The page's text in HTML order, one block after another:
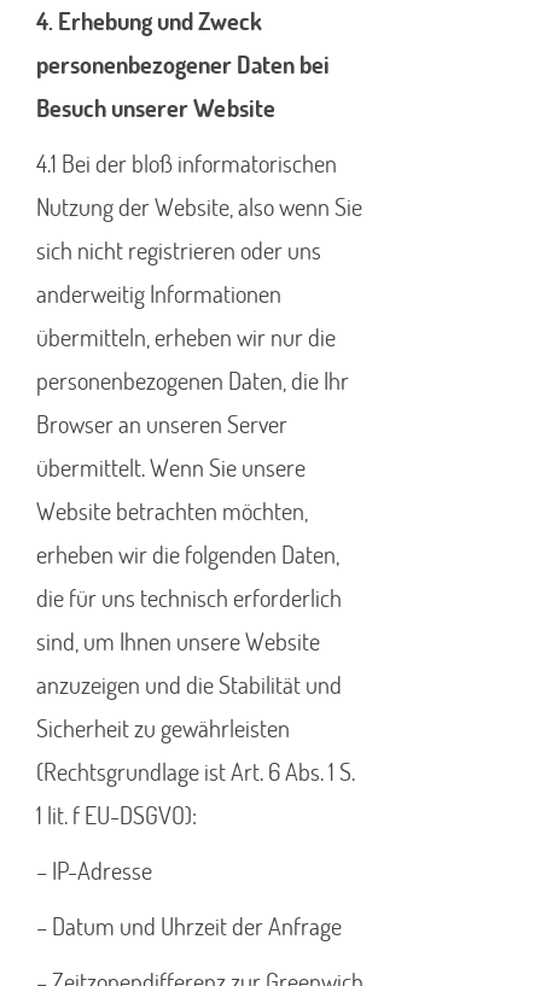
4. Erhebung und Zweck
personenbezogener Daten bei
Besuch unserer Website
4.1 Bei der bloß informatorischen
Nutzung der Website, also wenn Sie
sich nicht registrieren oder uns
anderweitig Informationen
übermitteln, erheben wir nur die
personenbezogenen Daten, die Ihr
Browser an unseren Server
übermittelt. Wenn Sie unsere
Website betrachten möchten,
erheben wir die folgenden Daten,
die für uns technisch erforderlich
sind, um Ihnen unsere Website
anzuzeigen und die Stabilität und
Sicherheit zu gewährleisten
(Rechtsgrundlage ist Art. 6 Abs. 1 S.
1 lit. f EU-DSGVO):
– IP-Adresse
– Datum und Uhrzeit der Anfrage